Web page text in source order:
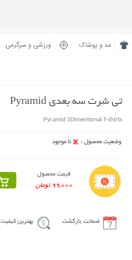
مد و پوشاک ورزشی و سرگرمی
تی شرت سه بعدی Pyramid
Pyramid 3Dimentional T-shirts
قیمت محصول
99,000 تومان
ضمانت بازگشت بهترین